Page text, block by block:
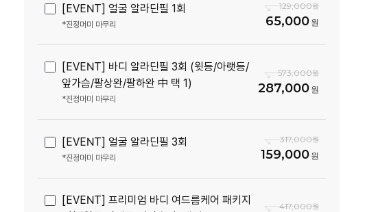
[EVENT] 얼굴 알라딘필 1회
*진정머미 마무리
129,000
65,000
[EVENT] 바디 알라딘필 3회 (윗등/아랫등/
앞가슴/팔상완/팔하완 中 택 1)
*진정머미 마무리
573,000
287,000
[EVENT] 얼굴 알라딘필 3회
*진정머미 마무리
317,000
159,000
[EVENT] 프리미엄 바디 여드름케어 패키지
417,000